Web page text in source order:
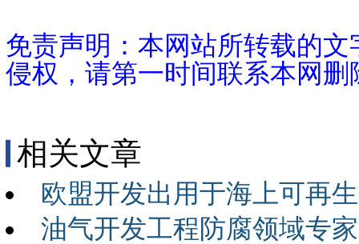
免责声明：本网站所转载的
侵权，请第一时间联系本网删
相关文章
欧盟开发出用于海上可再
油气开发工程防腐领域专